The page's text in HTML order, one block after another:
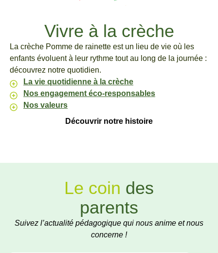
Vivre à la crèche
La crèche Pomme de rainette est un lieu de vie où les
enfants évoluent à leur rythme tout au long de la journée :
découvrez notre quotidien.
La vie quotidienne à la crèche
Nos engagement éco-responsables
Nos valeurs
Découvrir notre histoire
Le coin des
parents
Suivez l’actualité pédagogique qui nous anime et nous
concerne !